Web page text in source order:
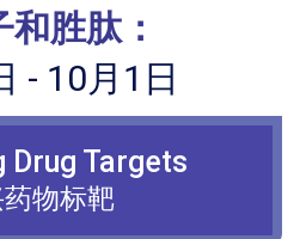
胜肽：
- 10月1日
Drug Targets
物标靶